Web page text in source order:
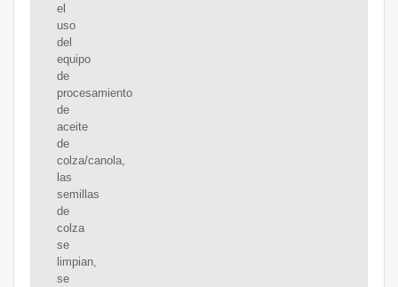
el
uso
del
equipo
de
procesamiento
de
aceite
de
colza/canola,
las
semillas
de
colza
se
limpian,
se